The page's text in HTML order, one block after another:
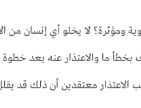
ومؤثرة؟ لا يخلو أي إنسان من
بخطأ ما والاعتذار عنه يعد
الاعتذار معتقدين أن ذلك قد